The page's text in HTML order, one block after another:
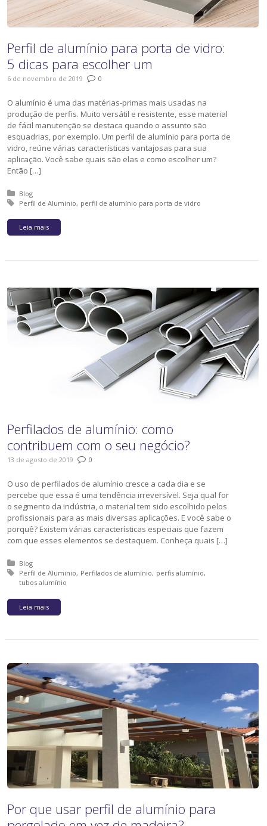
Perfil de alumínio para porta de vidro:
5 dicas para escolher um
6 de novembro de 2019 0
O alumínio é uma das matérias-primas mais usadas na
produção de perfis. Muito versátil e resistente, esse material
de fácil manutenção se destaca quando o assunto são
esquadrias, por exemplo. Um perfil de alumínio para porta de
vidro, reúne várias características vantajosas para sua
aplicação. Você sabe quais são elas e como escolher um?
Então […]
Posted in:
Blog
Tagged with:
Perfil de Aluminio perfil de alumínio para porta de vidro
Leia mais
Perfilados de alumínio: como
contribuem com o seu negócio?
13 de agosto de 2019 0
O uso de perfilados de alumínio cresce a cada dia e se
percebe que essa é uma tendência irreversível. Seja qual for
o segmento da indústria, o material tem sido escolhido pelos
profissionais para as mais diversas aplicações. E você sabe o
porquê? Existem várias características especiais que fazem
com que esses elementos se destaquem. Conheça quais […]
Posted in:
Blog
Tagged with:
Perfil de Aluminio Perfilados de alumínio perfis alumínio
tubos alumínio
Leia mais
Por que usar perfil de alumínio para